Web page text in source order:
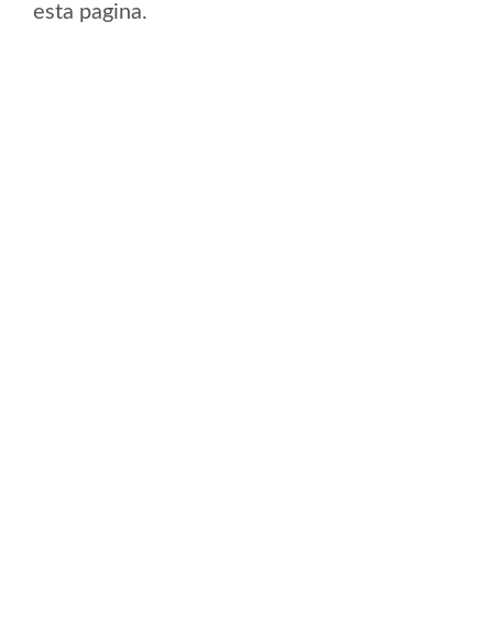
esta pagina.